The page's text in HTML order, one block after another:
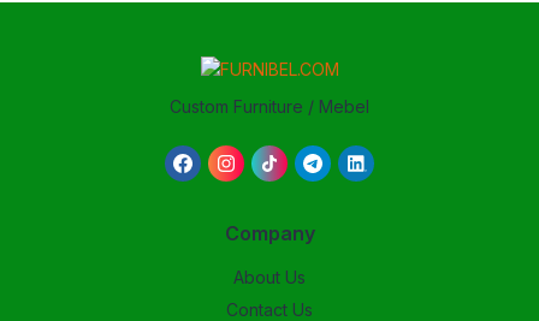
Custom Furniture / Mebel
Company
About Us
Contact Us